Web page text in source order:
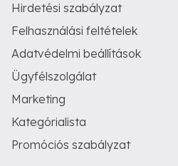
Hirdetési szabályzat
Felhasználási feltételek
Adatvédelmi beállítások
Ügyfélszolgálat
Marketing
Kategórialista
Promóciós szabályzat